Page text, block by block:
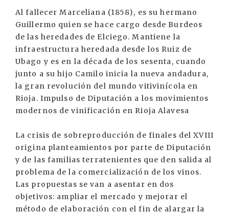
Al fallecer Marceliana (1858), es su hermano
Guillermo quien se hace cargo desde Burdeos
de las heredades de Elciego. Mantiene la
infraestructura heredada desde los Ruiz de
Ubago y es en la década de los sesenta, cuando
junto a su hijo Camilo inicia la nueva andadura,
la gran revolución del mundo vitivinícola en
Rioja. Impulso de Diputación a los movimientos
modernos de vinificación en Rioja Alavesa
La crisis de sobreproducción de finales del XVIII
origina planteamientos por parte de Diputación
y de las familias terratenientes que den salida al
problema de la comercialización de los vinos.
Las propuestas se van a asentar en dos
objetivos: ampliar el mercado y mejorar el
método de elaboración con el fin de alargar la